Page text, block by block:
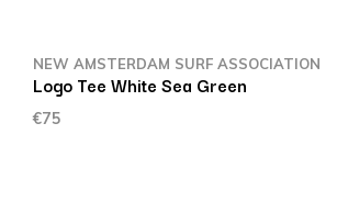
NEW AMSTERDAM SURF ASSOCIATION
Logo Tee White Sea Green
€75